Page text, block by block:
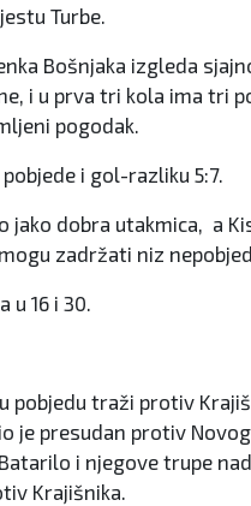
Turbe.
Bošnjaka izgleda
i u prva tri kola ima tri
pogodak.
i gol-razliku 5:7.
jako dobra utakmica, a
zadržati niz
u 16 i 30.
pobjedu traži protiv
je presudan protiv Novog
i njegove trupe
Krajišnika.